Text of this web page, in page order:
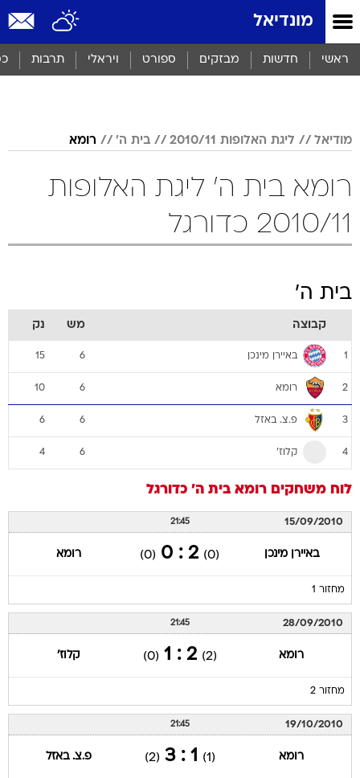
מונדיאל
ראשי חדשות מבזקים ספורט ויראלי תרבות
מודיאל ליגת האלופות 2010/11 בית ה' רומא
רומא בית ה' ליגת האלופות
2010/11 כדורגל
בית ה'
קבוצה מש נק
1 באיירן מינכן 6
15
2 רומא 6
10
3 פ.צ. באזל 6
6
4 קלוז' 6
4
לוח משחקים רומא בית ה' כדורגל
15/09/2010
21:45
באיירן מינכן (0)
2 : 0
(0) רומא
מחזור 1
28/09/2010
21:45
רומא (2)
2 : 1
(0) קלוז'
מחזור 2
19/10/2010
21:45
רומא (1)
1 : 3
(2) פ.צ. באזל